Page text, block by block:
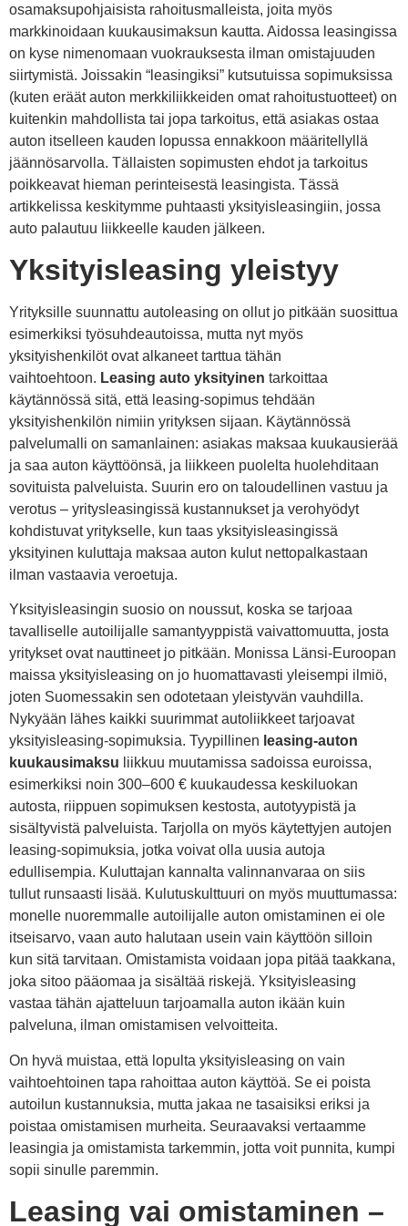
osamaksupohjaisista rahoitusmalleista, joita myös
markkinoidaan kuukausimaksun kautta. Aidossa leasingissa
on kyse nimenomaan vuokrauksesta ilman omistajuuden
siirtymistä. Joissakin “leasingiksi” kutsutuissa sopimuksissa
(kuten eräät auton merkkiliikkeiden omat rahoitustuotteet) on
kuitenkin mahdollista tai jopa tarkoitus, että asiakas ostaa
auton itselleen kauden lopussa ennakkoon määritellyllä
jäännösarvolla. Tällaisten sopimusten ehdot ja tarkoitus
poikkeavat hieman perinteisestä leasingista. Tässä
artikkelissa keskitymme puhtaasti yksityisleasingiin, jossa
auto palautuu liikkeelle kauden jälkeen.
Yksityisleasing yleistyy
Yrityksille suunnattu autoleasing on ollut jo pitkään suosittua
esimerkiksi työsuhdeautoissa, mutta nyt myös
yksityishenkilöt ovat alkaneet tarttua tähän
vaihtoehtoon. Leasing auto yksityinen tarkoittaa
käytännössä sitä, että leasing-sopimus tehdään
yksityishenkilön nimiin yrityksen sijaan. Käytännössä
palvelumalli on samanlainen: asiakas maksaa kuukausierää
ja saa auton käyttöönsä, ja liikkeen puolelta huolehditaan
sovituista palveluista. Suurin ero on taloudellinen vastuu ja
verotus – yritysleasingissä kustannukset ja verohyödyt
kohdistuvat yritykselle, kun taas yksityisleasingissä
yksityinen kuluttaja maksaa auton kulut nettopalkastaan
ilman vastaavia veroetuja.
Yksityisleasingin suosio on noussut, koska se tarjoaa
tavalliselle autoilijalle samantyyppistä vaivattomuutta, josta
yritykset ovat nauttineet jo pitkään. Monissa Länsi-Euroopan
maissa yksityisleasing on jo huomattavasti yleisempi ilmiö,
joten Suomessakin sen odotetaan yleistyvän vauhdilla.
Nykyään lähes kaikki suurimmat autoliikkeet tarjoavat
yksityisleasing-sopimuksia. Tyypillinen leasing-auton
kuukausimaksu liikkuu muutamissa sadoissa euroissa,
esimerkiksi noin 300–600 € kuukaudessa keskiluokan
autosta, riippuen sopimuksen kestosta, autotyypistä ja
sisältyvistä palveluista. Tarjolla on myös käytettyjen autojen
leasing-sopimuksia, jotka voivat olla uusia autoja
edullisempia. Kuluttajan kannalta valinnanvaraa on siis
tullut runsaasti lisää. Kulutuskulttuuri on myös muuttumassa:
monelle nuoremmalle autoilijalle auton omistaminen ei ole
itseisarvo, vaan auto halutaan usein vain käyttöön silloin
kun sitä tarvitaan. Omistamista voidaan jopa pitää taakkana,
joka sitoo pääomaa ja sisältää riskejä. Yksityisleasing
vastaa tähän ajatteluun tarjoamalla auton ikään kuin
palveluna, ilman omistamisen velvoitteita.
On hyvä muistaa, että lopulta yksityisleasing on vain
vaihtoehtoinen tapa rahoittaa auton käyttöä. Se ei poista
autoilun kustannuksia, mutta jakaa ne tasaisiksi eriksi ja
poistaa omistamisen murheita. Seuraavaksi vertaamme
leasingia ja omistamista tarkemmin, jotta voit punnita, kumpi
sopii sinulle paremmin.
Leasing vai omistaminen –